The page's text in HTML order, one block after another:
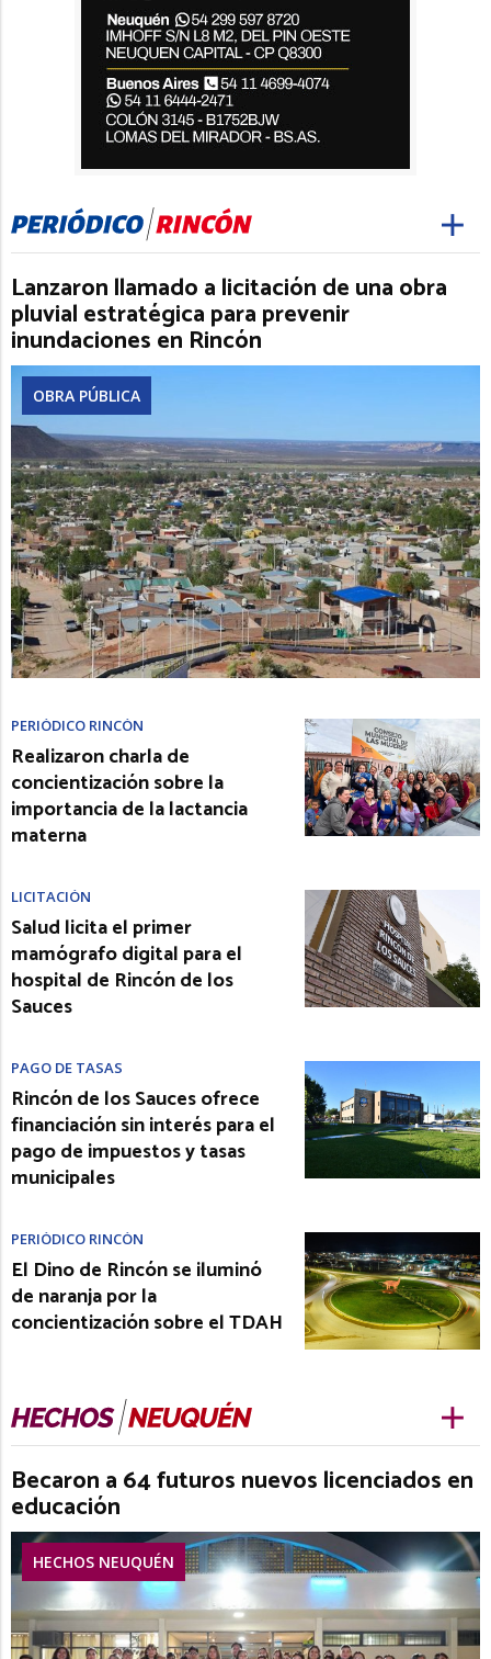
Lanzaron llamado a licitación de una obra
pluvial estratégica para prevenir
inundaciones en Rincón
OBRA PÚBLICA
PERIÓDICO RINCÓN
Realizaron charla de
concientización sobre la
importancia de la lactancia
materna
LICITACIÓN
Salud licita el primer
mamógrafo digital para el
hospital de Rincón de los
Sauces
PAGO DE TASAS
Rincón de los Sauces ofrece
financiación sin interés para el
pago de impuestos y tasas
municipales
PERIÓDICO RINCÓN
El Dino de Rincón se iluminó
de naranja por la
concientización sobre el TDAH
Becaron a 64 futuros nuevos licenciados en
educación
HECHOS NEUQUÉN